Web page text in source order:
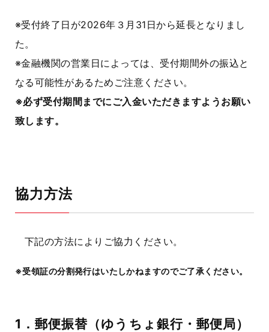
※受付終了日が2026年３月31日から延長となりまし
た。
※金融機関の営業日によっては、受付期間外の振込と
なる可能性があるためご注意ください。
※必ず受付期間までにご入金いただきますようお願い
致します。
協力方法
下記の方法によりご協力ください。
※受領証の分割発行はいたしかねますのでご了承ください。
1．郵便振替（ゆうちょ銀行・郵便局）